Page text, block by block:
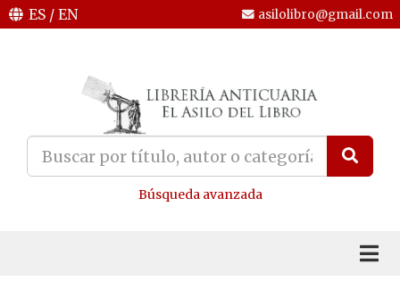
ES / EN asilolibro@gmail.com
Búsqueda avanzada